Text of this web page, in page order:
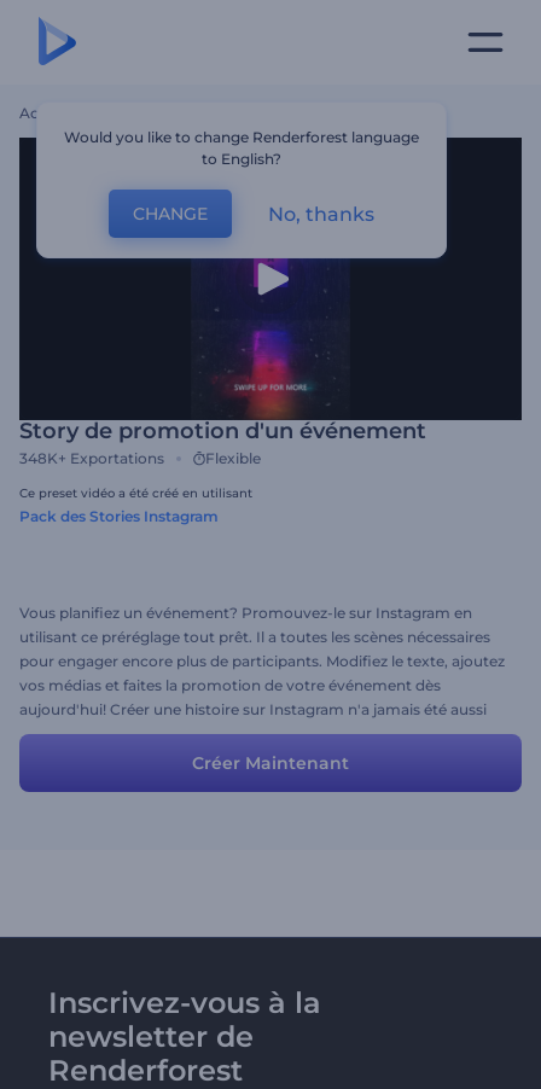
Accueil
Story de promotion d'un événement
348K+ Exportations Flexible
Ce preset vidéo a été créé en utilisant
Pack des Stories Instagram
Vous planifiez un événement? Promouvez-le sur Instagram en
utilisant ce préréglage tout prêt. Il a toutes les scènes nécessaires
pour engager encore plus de participants. Modifiez le texte, ajoutez
vos médias et faites la promotion de votre événement dès
aujourd'hui! Créer une histoire sur Instagram n'a jamais été aussi
amusant!
Créer Maintenant
Inscrivez-vous à la
newsletter de
Renderforest
Would you like to change Renderforest language
to English?
CHANGE No, thanks